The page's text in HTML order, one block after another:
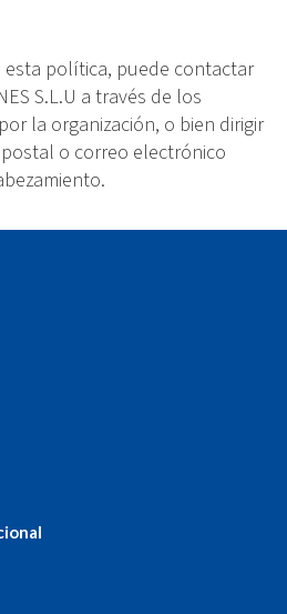
esta política, puede contactar
S.L.U a través de los
la organización, o bien dirigir
o correo electrónico